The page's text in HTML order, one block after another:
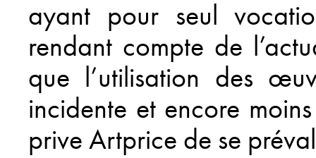
ayant pour seul
rendant compte de
que l’utilisation des
incidente et encore
prive Artprice de se